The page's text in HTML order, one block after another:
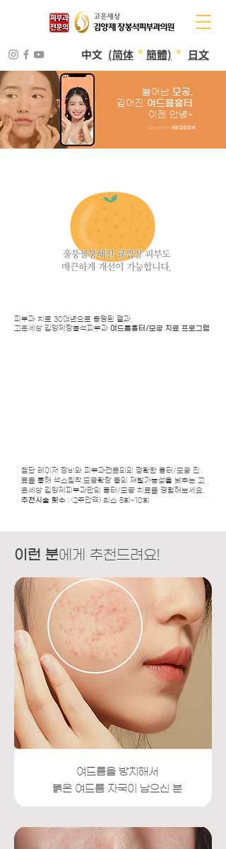
簡體)
中文 (简体 日文
늘어난 모공,
​깊어진 여드름흉터
​이젠 안녕~
Good bye #귤껍질피부
​울퉁불퉁해진 귤껍질 피부도
​매끈하게 개선이 가능합니다.
​피부과 치료 30여년으로 증명된 결과,
​고운세상 김양제장봉석피부과 여드름흉터/모공 치료 프로그램
첨단 레이저 장비와 피부과전문의의 정확한 흉터/모공 진
료를 통해 색소침착,모공확장 등의 재발가능성을 낮추는 고
운세상 김양제피부과만의 흉터/모공 치료를 경험해보세요.
추천시술 횟수 : (2주간격) 최소 5회~10회
이런 분에게 추천드려요!
​여드름을 방치해서
​붉은 여드름 자국이 남으신 분